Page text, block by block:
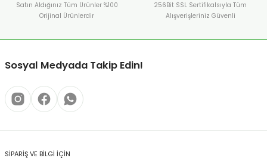
Satın Aldığınız Tüm Ürünler %100
Orijinal Ürünlerdir
256Bit SSL Sertifikalsıyla Tüm
Alışverişleriniz Güvenli
Sosyal Medyada Takip Edin!
SİPARİŞ VE BİLGİ İÇİN